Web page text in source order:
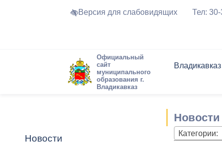
Версия для слабовидящих Тел:
Официальный
сайт
муниципального
образования г.
Владикавказ
Владикавказ
Устав города
Города-
Торги и
Обратная
Комиссии
Новостная
Актуально
Новости
Новости
Категории: